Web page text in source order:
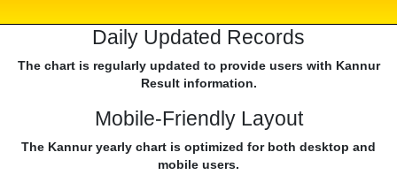
Daily Updated Records
The chart is regularly updated to provide users with Kannur
Result information.
Mobile-Friendly Layout
The Kannur yearly chart is optimized for both desktop and
mobile users.